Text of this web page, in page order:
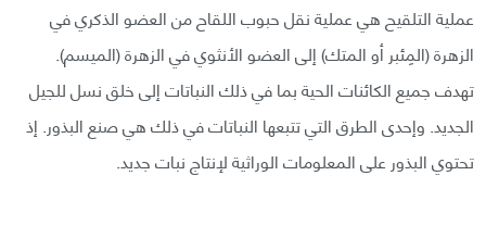
عملية التلقيح هي عملية نقل حبوب اللقاح من العضو الذكري في
الزهرة (المِئبر أو المتك) إلى العضو الأنثوي في الزهرة (الميسم).
تهدف جميع الكائنات الحية بما في ذلك النباتات إلى خلق نسل للجيل
الجديد. وإحدى الطرق التي تتبعها النباتات في ذلك هي صنع البذور. إذ
تحتوي البذور على المعلومات الوراثية لإنتاج نبات جديد.